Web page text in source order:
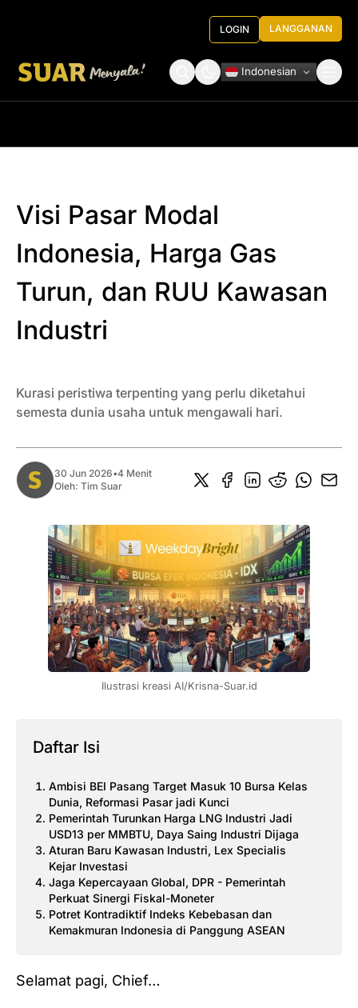
LOGIN LANGGANAN
Indonesian
Visi Pasar Modal
Indonesia, Harga Gas
Turun, dan RUU Kawasan
Industri
Kurasi peristiwa terpenting yang perlu diketahui
semesta dunia usaha untuk mengawali hari.
30 Jun 2026•4 Menit
Oleh: Tim Suar
Ilustrasi kreasi AI/Krisna-Suar.id
Daftar Isi
Ambisi BEI Pasang Target Masuk 10 Bursa Kelas
Dunia, Reformasi Pasar jadi Kunci
Pemerintah Turunkan Harga LNG Industri Jadi
USD13 per MMBTU, Daya Saing Industri Dijaga
Aturan Baru Kawasan Industri, Lex Specialis
Kejar Investasi
Jaga Kepercayaan Global, DPR - Pemerintah
Perkuat Sinergi Fiskal-Moneter
Potret Kontradiktif Indeks Kebebasan dan
Kemakmuran Indonesia di Panggung ASEAN
Selamat pagi, Chief…